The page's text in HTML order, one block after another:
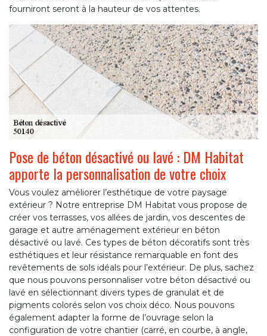
fourniront seront à la hauteur de vos attentes.
Pose de béton désactivé ou lavé : DM Habitat
apporte la personnalisation de votre choix
Vous voulez améliorer l’esthétique de votre paysage
extérieur ? Notre entreprise DM Habitat vous propose de
créer vos terrasses, vos allées de jardin, vos descentes de
garage et autre aménagement extérieur en béton
désactivé ou lavé. Ces types de béton décoratifs sont très
esthétiques et leur résistance remarquable en font des
revêtements de sols idéals pour l’extérieur. De plus, sachez
que nous pouvons personnaliser votre béton désactivé ou
lavé en sélectionnant divers types de granulat et de
pigments colorés selon vos choix déco. Nous pouvons
également adapter la forme de l’ouvrage selon la
configuration de votre chantier (carré, en courbe, à angle,